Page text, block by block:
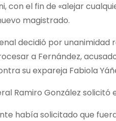
con el fin de «alejar
magistrado.
decidió por
a Fernández,
su expareja Fabiola
Ramiro González solicitó
había solicitado que